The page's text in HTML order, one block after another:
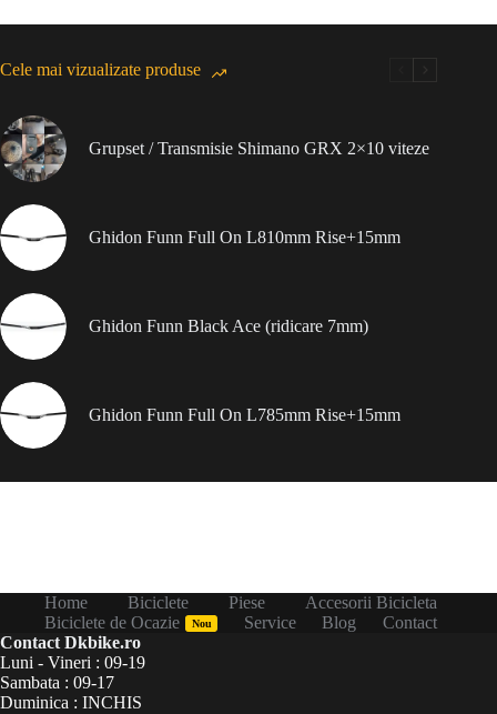
Cele mai vizualizate produse
Grupset / Transmisie Shimano GRX 2×10 viteze
Ghidon Funn Full On L810mm Rise+15mm
Ghidon Funn Black Ace (ridicare 7mm)
Ghidon Funn Full On L785mm Rise+15mm
Home Biciclete Piese
Accesorii Bicicleta
Biciclete de Ocazie
Nou Service Blog
Contact
Contact Dkbike.ro
Luni - Vineri : 09-19
Sambata : 09-17
Duminica : INCHIS